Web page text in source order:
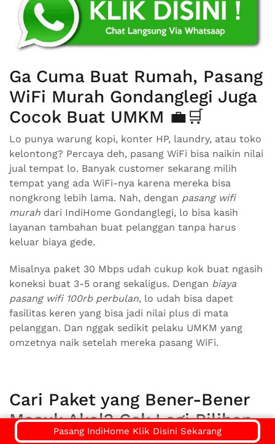
Ga Cuma Buat Rumah, Pasang
WiFi Murah Gondanglegi Juga
Cocok Buat UMKM 💼🛒
Lo punya warung kopi, konter HP, laundry, atau toko
kelontong? Percaya deh, pasang WiFi bisa naikin nilai
jual tempat lo. Banyak customer sekarang milih
tempat yang ada WiFi-nya karena mereka bisa
nongkrong lebih lama. Nah, dengan pasang wifi
murah dari IndiHome Gondanglegi, lo bisa kasih
layanan tambahan buat pelanggan tanpa harus
keluar biaya gede.
Misalnya paket 30 Mbps udah cukup kok buat ngasih
koneksi buat 3-5 orang sekaligus. Dengan biaya
pasang wifi 100rb perbulan, lo udah bisa dapet
fasilitas keren yang bisa jadi nilai plus di mata
pelanggan. Dan nggak sedikit pelaku UMKM yang
omzetnya naik setelah mereka pasang WiFi.
Cari Paket yang Bener-Bener
Masuk Akal? Cek Lagi Pilihan
Pasang IndiHome Klik Disini Sekarang